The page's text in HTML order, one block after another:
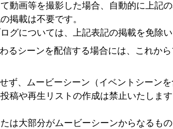
動画等を撮影した場合、自動的に上記
掲載は不要です。
グについては、上記表記の掲載を免除い
るシーンを配信する場合には、これか
ず、ムービーシーン（イベントシーン
稿や再生リストの作成は禁止いたします
は大部分がムービーシーンからなるもの